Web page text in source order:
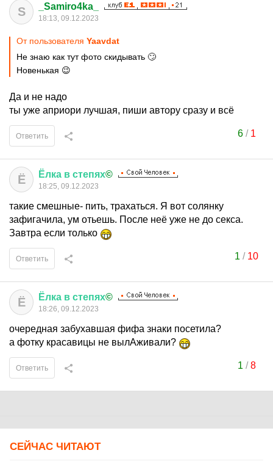
S _Samiro4ka_
18:13, 09.12.2023
От пользователя Yaavdat
Не знаю как тут фото скидывать 🙄
Новенькая 😉
Да и не надо
ты уже априори лучшая, пиши автору сразу и всё
6/ 1
Ответить
Ё Ёлка в степях©
18:25, 09.12.2023
такие смешные- пить, трахаться. Я вот солянку
зафигачила, ум отьешь. После неё уже не до секса.
Завтра если только
1 / 10
Ответить
Ё Ёлка в степях©
18:26, 09.12.2023
очередная забухавшая фифа знаки посетила?
а фотку красавицы не вылАживали?
1 /8
Ответить
СЕЙЧАС ЧИТАЮТ